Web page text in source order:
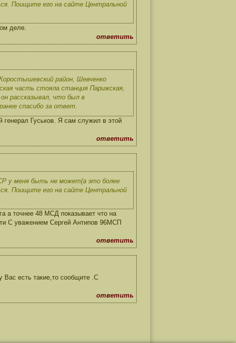
Поищите его на сайте Центральной
деле.
ответить
район, Шевченко
часть стояла станция Парижская,
рассказывал, что был в
спасибо за ответ.
Гуськов. Я сам служил в этой
ответить
у меня быть не может(а это более
Поищите его на сайте Центральной
а точнее 48 МСД показывает что на
С уважением Сергей Антипов 96МСП
ответить
есть такие,то сообщите .С
ответить